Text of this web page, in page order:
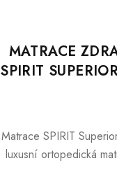
MATRACE
SPIRIT
Matrace SPIRIT
luxusní ortopedická